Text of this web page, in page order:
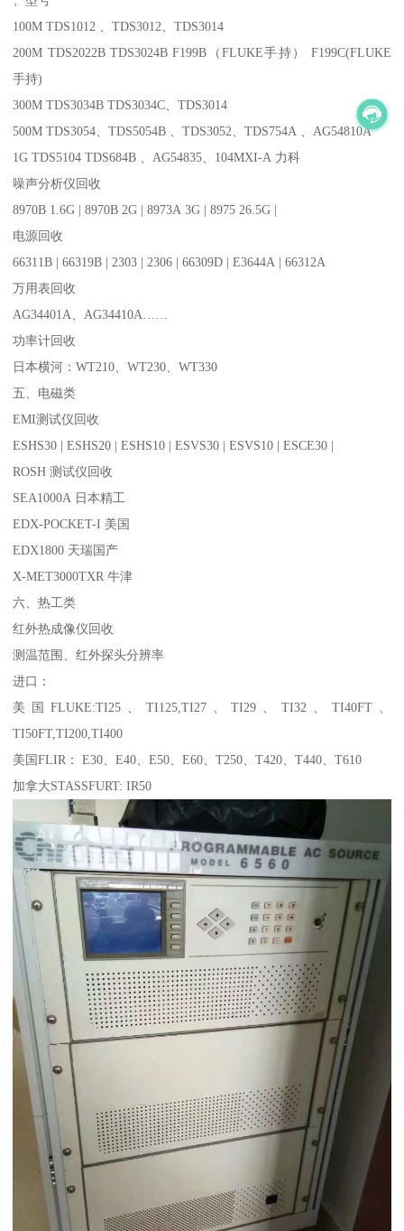
100M TDS1012 、TDS3012、TDS3014
200M TDS2022B TDS3024B F199B（FLUKE手持） F199C(FLUKE
手持)
300M TDS3034B TDS3034C、TDS3014
500M TDS3054、TDS5054B 、TDS3052、TDS754A 、AG54810A
1G TDS5104 TDS684B 、AG54835、104MXI-A 力科
噪声分析仪回收
8970B 1.6G | 8970B 2G | 8973A 3G | 8975 26.5G |
电源回收
66311B | 66319B | 2303 | 2306 | 66309D | E3644A | 66312A
万用表回收
AG34401A、AG34410A……
功率计回收
日本横河：WT210、WT230、WT330
五、电磁类
EMI测试仪回收
ESHS30 | ESHS20 | ESHS10 | ESVS30 | ESVS10 | ESCE30 |
ROSH 测试仪回收
SEA1000A 日本精工
EDX-POCKET-I 美国
EDX1800 天瑞国产
X-MET3000TXR 牛津
六、热工类
红外热成像仪回收
测温范围、红外探头分辨率
进口：
美国FLUKE:TI25、TI125,TI27、TI29、TI32、TI40FT、
TI50FT,TI200,TI400
美国FLIR： E30、E40、E50、E60、T250、T420、T440、T610
加拿大STASSFURT: IR50